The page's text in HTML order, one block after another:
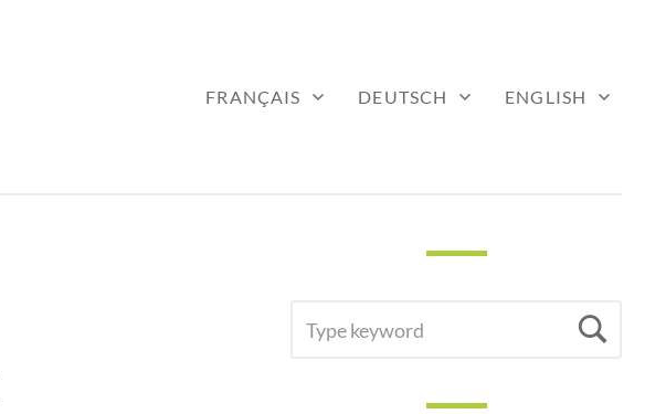
FRANÇAIS DEUTSCH ENGLISH
FOR: